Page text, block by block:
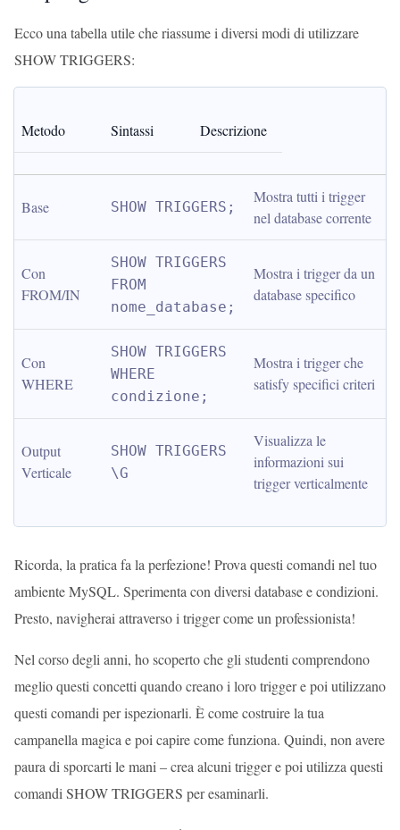
Ecco una tabella utile che riassume i diversi modi di utilizzare
SHOW TRIGGERS:
Metodo Sintassi Descrizione
Base SHOW TRIGGERS;
Mostra tutti i trigger
nel database corrente
Con
FROM/IN
SHOW TRIGGERS
FROM
nome_database;
Mostra i trigger da un
database specifico
Con
WHERE
SHOW TRIGGERS
WHERE
condizione;
Mostra i trigger che
satisfy specifici criteri
Output
Verticale
SHOW TRIGGERS
\G
Visualizza le
informazioni sui
trigger verticalmente
Ricorda, la pratica fa la perfezione! Prova questi comandi nel tuo
ambiente MySQL. Sperimenta con diversi database e condizioni.
Presto, navigherai attraverso i trigger come un professionista!
Nel corso degli anni, ho scoperto che gli studenti comprendono
meglio questi concetti quando creano i loro trigger e poi utilizzano
questi comandi per ispezionarli. È come costruire la tua
campanella magica e poi capire come funziona. Quindi, non avere
paura di sporcarti le mani – crea alcuni trigger e poi utilizza questi
comandi SHOW TRIGGERS per esaminarli.